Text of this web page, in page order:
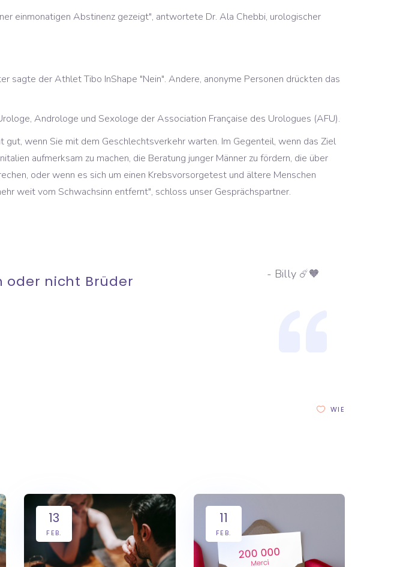
einmonatigen Abstinenz gezeigt", antwortete Dr. Ala Chebbi, urologischer
der Athlet Tibo InShape "Nein". Andere, anonyme Personen drückten das
Androloge und Sexologe der Association Française des Urologues (AFU).
wenn Sie mit dem Geschlechtsverkehr warten. Im Gegenteil, wenn das Ziel
aufmerksam zu machen, die Beratung junger Männer zu fördern, die über
oder wenn es sich um einen Krebsvorsorgetest und ältere Menschen
weit vom Schwachsinn entfernt", schloss unser Gesprächspartner.
oder nicht Brüder - Billy ☄️🧡
WIE
13
FEB.
11
FEB.